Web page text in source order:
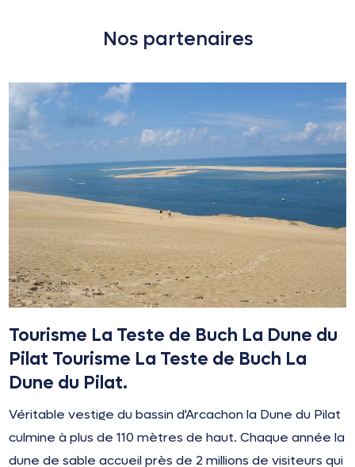
Nos partenaires
Tourisme La Teste de Buch La Dune du
Pilat Tourisme La Teste de Buch La
Dune du Pilat.
Véritable vestige du bassin d'Arcachon la Dune du Pilat
culmine à plus de 110 mètres de haut. Chaque année la
dune de sable accueil près de 2 millions de visiteurs qui